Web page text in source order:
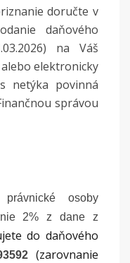
doručte v
daňového
na Váš
elektronicky
netýka povinná
správou
osoby
2% z dane z
do daňového
(zarovnanie